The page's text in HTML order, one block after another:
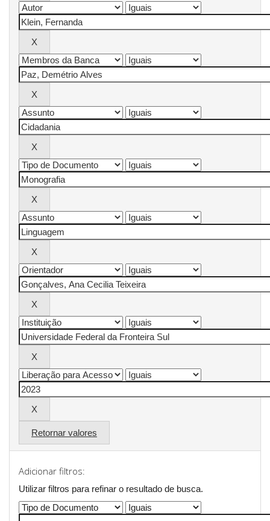
Retornar valores
Adicionar filtros:
Utilizar filtros para refinar o resultado de busca.